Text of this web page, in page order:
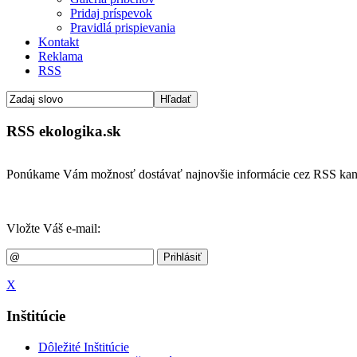
Pridaj príspevok
Pravidlá prispievania
Kontakt
Reklama
RSS
RSS ekologika.sk
Ponúkame Vám možnosť dostávať najnovšie informácie cez RSS
Vložte Váš e-mail:
X
Inštitúcie
Dôležité Inštitúcie